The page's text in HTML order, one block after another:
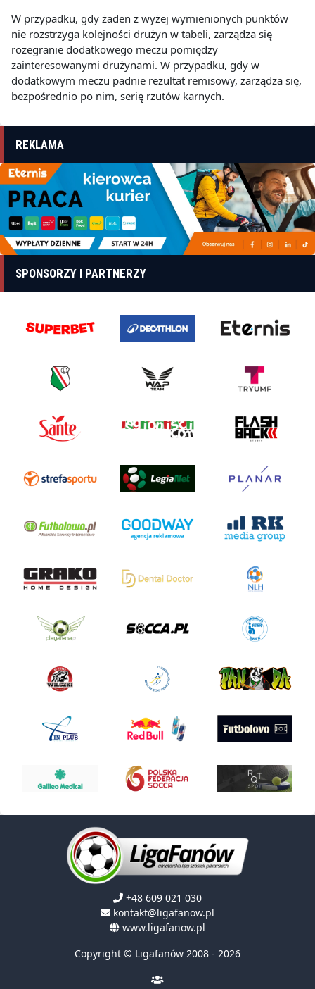
W przypadku, gdy żaden z wyżej wymienionych punktów
nie rozstrzyga kolejności drużyn w tabeli, zarządza się
rozegranie dodatkowego meczu pomiędzy
zainteresowanymi drużynami. W przypadku, gdy w
dodatkowym meczu padnie rezultat remisowy, zarządza się,
bezpośrednio po nim, serię rzutów karnych.
REKLAMA
SPONSORZY I PARTNERZY
+48 609 021 030
kontakt@ligafanow.pl
www.ligafanow.pl
Copyright © Ligafanów 2008 - 2026